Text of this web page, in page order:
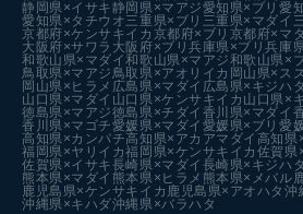
静岡県×イサキ 静岡県×マアジ愛知県×ブリ愛
愛知県×タチウオ三重県×ブリ 三重県×マダイ
京都府×ケンサキイカ 京都府×ブリ 京都府×マ
大阪府×サワラ 大阪府×ブリ兵庫県×ブリ兵庫
和歌山県×マダイ和歌山県×マアジ和歌山県×
鳥取県×マアジ鳥取県×アオリイカ 岡山県×ス
岡山県×ヒラメ 広島県×マダイ 広島県×キジハタ
山口県×マダイ 山口県×ケンサキイカ 山口県×
徳島県×マアジ徳島県×チダイ 香川県×マダイ
香川県×マゴチ愛媛県×マダイ 愛媛県×ブリ愛
高知県×カンパチ高知県×アカアマダイ 高知県
福岡県×ヤリイカ福岡県×ケンサキイカ 佐賀県
佐賀県×イサキ長崎県×マダイ 長崎県×キジハ
熊本県×マダイ 熊本県×ヒラメ 熊本県×メバル
鹿児島県×ケンサキイカ 鹿児島県×アオハタ沖
沖縄県×キハダ沖縄県×バラハタ